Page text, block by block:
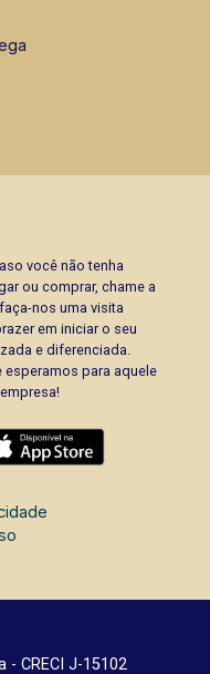
você não tenha
ou comprar, chame a
nos uma visita
em iniciar o seu
e diferenciada.
esperamos para aquele
CRECI J-15102